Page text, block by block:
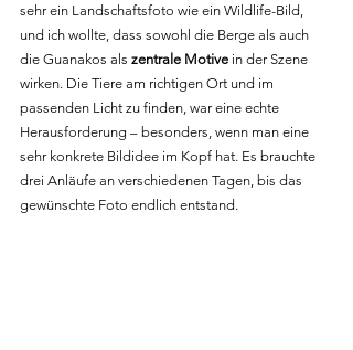
sehr ein Landschaftsfoto wie ein Wildlife-Bild,
und ich wollte, dass sowohl die Berge als auch
die Guanakos als zentrale Motive in der Szene
wirken. Die Tiere am richtigen Ort und im
passenden Licht zu finden, war eine echte
Herausforderung – besonders, wenn man eine
sehr konkrete Bildidee im Kopf hat. Es brauchte
drei Anläufe an verschiedenen Tagen, bis das
gewünschte Foto endlich entstand.